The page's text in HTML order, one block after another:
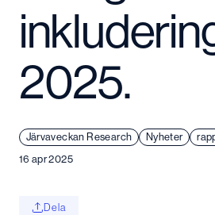
2025.
Järvaveckan Research Nyheter
16 apr 2025
Dela